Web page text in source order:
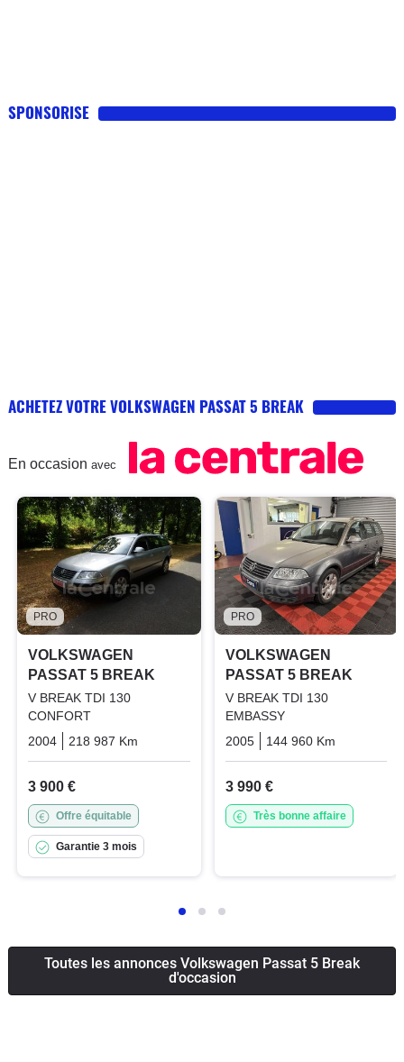
SPONSORISE
ACHETEZ VOTRE VOLKSWAGEN PASSAT 5 BREAK
En occasion avec
PRO
VOLKSWAGEN
PASSAT 5 BREAK
V BREAK TDI 130
CONFORT
2004
218 987 Km Diesel
3 900 €
Offre équitable
Garantie 3 mois
PRO
VOLKSWAGEN
PASSAT 5 BREAK
V BREAK TDI 130
EMBASSY
2005
144 960 Km
3 990 €
Très bonne affaire
Toutes les annonces Volkswagen Passat 5 Break
d'occasion